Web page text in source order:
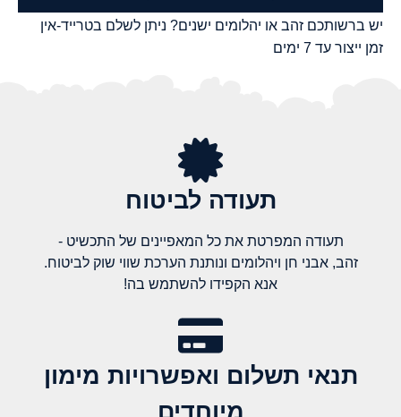
יש ברשותכם זהב או יהלומים ישנים? ניתן לשלם בטרייד-אין
זמן ייצור עד 7 ימים
תעודה לביטוח
תעודה המפרטת את כל המאפיינים של התכשיט -
זהב, אבני חן ויהלומים ונותנת הערכת שווי שוק לביטוח.
אנא הקפידו להשתמש בה!
תנאי תשלום ואפשרויות מימון
מיוחדים